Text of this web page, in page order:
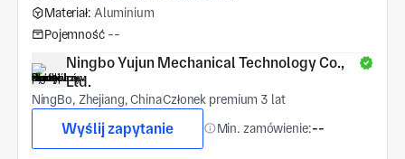
Materiał: Aluminium
Pojemność --
Ningbo Yujun Mechanical Technology Co.,
Ltd.
NingBo, Zhejiang, ChinaCzłonek premium 3 lat
Wyślij zapytanie Min. zamówienie:--